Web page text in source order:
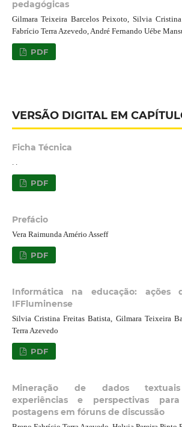
pedagógicas
Gilmara Teixeira Barcelos Peixoto, Silvia
Fabrício Terra Azevedo, André Fernando Uébe
PDF
VERSÃO DIGITAL EM
Ficha Técnica
PDF
Prefácio
Vera Raimunda Amério Asseff
PDF
Informática na educação: ações
IFFluminense
Silvia Cristina Freitas Batista, Gilmara Teixeira
Terra Azevedo
PDF
Mineração de dados textuais
experiências e perspectivas
postagens em fóruns de discussão